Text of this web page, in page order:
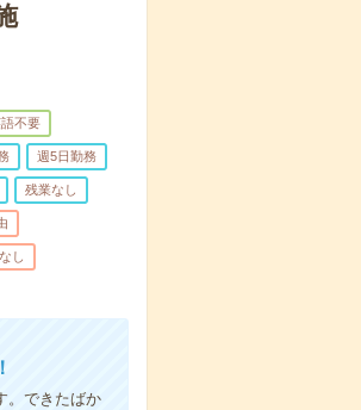
不要
週5日勤務
残業なし
し
。できたばか